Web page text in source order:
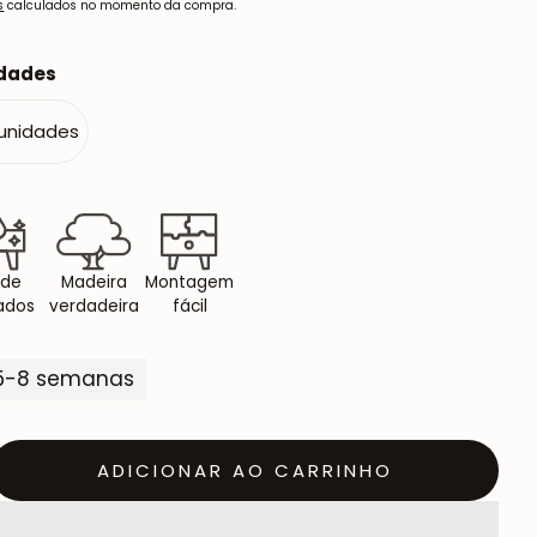
calculados no momento da compra.
Madeira
verdadeira
Montagem
fácil
8 semanas
ADICIONAR AO CARRINHO